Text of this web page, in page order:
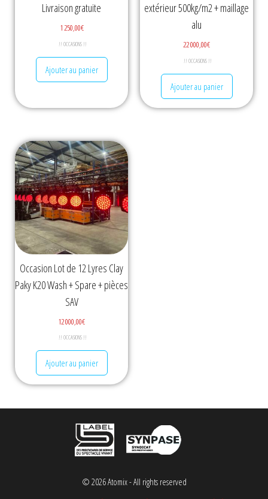
Livraison gratuite
1 250,00€
!! OCCASIONS !!
Ajouter au panier
extérieur 500kg/m2 + maillage
alu
22 000,00€
!! OCCASIONS !!
Ajouter au panier
Occasion Lot de 12 Lyres Clay
Paky K20 Wash + Spare + pièces
SAV
12 000,00€
!! OCCASIONS !!
Ajouter au panier
© 2026 Atomix - All rights reserved